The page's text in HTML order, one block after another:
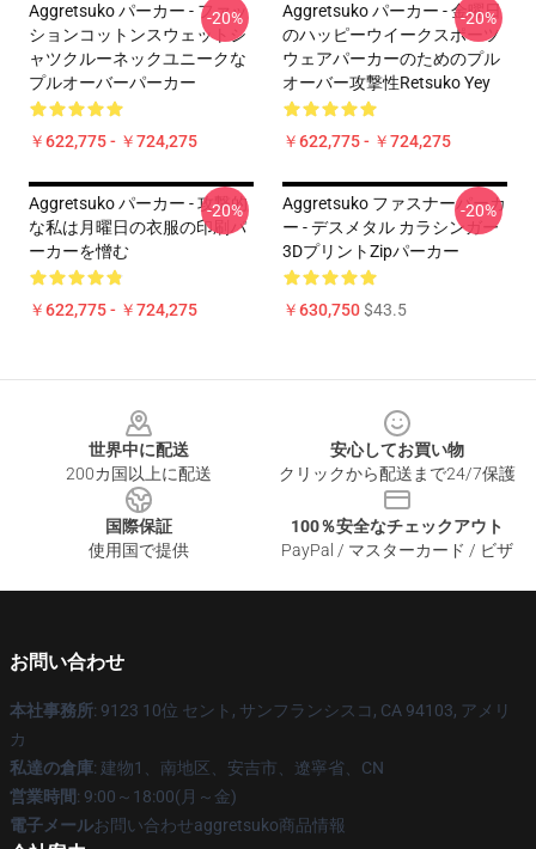
Aggretsuko パーカー - ファッ
ションコットンスウェットシ
ャツクルーネックユニークな
プルオーバーパーカー
￥622,775 - ￥724,275
-20%
Aggretsuko パーカー - 金曜日
のハッピーウイークスポーツ
ウェアパーカーのためのプル
オーバー攻撃性Retsuko Yey
￥622,775 - ￥724,275
-20%
Aggretsuko パーカー - 攻撃的
な私は月曜日の衣服の印刷パ
ーカーを憎む
￥622,775 - ￥724,275
-20%
Aggretsuko ファスナーパーカ
ー - デスメタル カラシンガー
3DプリントZipパーカー
￥630,750$43.5
-20%
世界中に配送
200カ国以上に配送
安心してお買い物
クリックから配送まで24/7保護
国際保証
使用国で提供
100％安全なチェックアウト
PayPal / マスターカード / ビザ
お問い合わせ
本社事務所: 9123 10位 セント, サンフランシスコ, CA 94103, アメリ
カ
私達の倉庫: 建物1、南地区、安吉市、遼寧省、CN
営業時間: 9:00～18:00(月～金)
電子メールお問い合わせaggretsuko商品情報